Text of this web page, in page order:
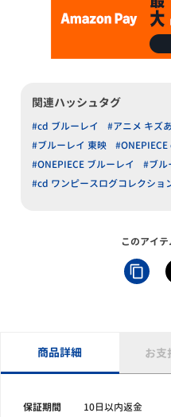
関連ハッシュタグ
#cd ブルーレイ #アニメ キズ
#ブルーレイ 東映
#ONEPIECE
#ONEPIECE ブルーレイ
#ブル
#cd ワンピースログコレクショ
このアイ
商品詳細 お支
保証期間 10日以内返金